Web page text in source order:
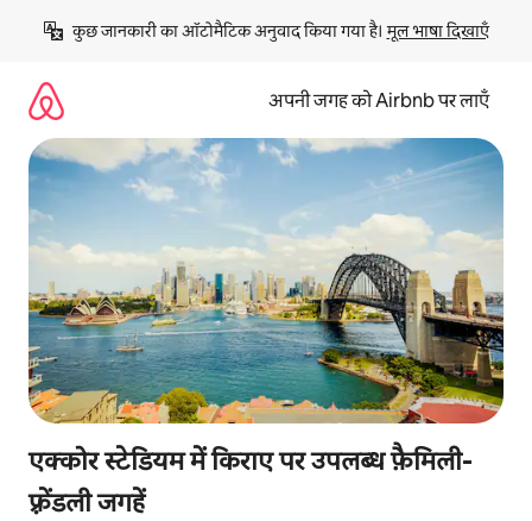
छोड़कर
कॉन्टेंट
कुछ जानकारी का ऑटोमैटिक अनुवाद किया गया है। मूल भाषा दिखाएँ
अपनी जगह को Airbnb पर लाएँ
एक्कोर स्टेडियम में किराए पर उपलब्ध फ़ैमिली-
फ़्रेंडली जगहें